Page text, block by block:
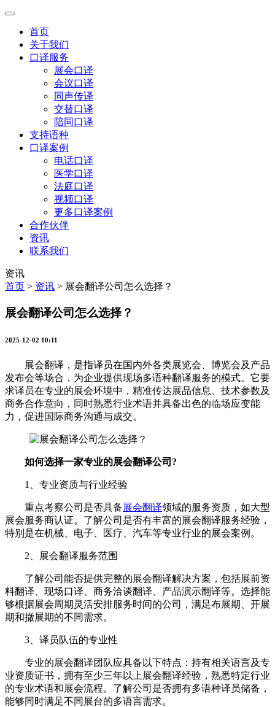
首页
关于我们
口译服务
展会口译
会议口译
同声传译
交替口译
陪同口译
支持语种
口译案例
电话口译
医学口译
法庭口译
视频口译
更多口译案例
合作伙伴
资讯
联系我们
资讯
首页 > 资讯 > 展会翻译公司怎么选择？
展会翻译公司怎么选择？
2025-12-02 10:11
展会翻译，是指译员在国内外各类展览会、博览会及产品
发布会等场合，为企业提供现场多语种翻译服务的模式。它要
求译员在专业的展会环境中，精准传达展品信息、技术参数及
商务合作意向，同时熟悉行业术语并具备出色的临场应变能
力，促进国际商务沟通与成交。
如何选择一家专业的展会翻译公司?
1、专业资质与行业经验
重点考察公司是否具备展会翻译领域的服务资质，如大型
展会服务商认证。了解公司是否有丰富的展会翻译服务经验，
特别是在机械、电子、医疗、汽车等专业行业的展会案例。
2、展会翻译服务范围
了解公司能否提供完整的展会翻译解决方案，包括展前资
料翻译、现场口译、商务洽谈翻译、产品演示翻译等。选择能
够根据展会周期灵活安排服务时间的公司，满足布展期、开展
期和撤展期的不同需求。
3、译员队伍的专业性
专业的展会翻译团队应具备以下特点：持有相关语言及专
业资质证书，拥有至少三年以上展会翻译经验，熟悉特定行业
的专业术语和展会流程。了解公司是否拥有多语种译员储备，
能够同时满足不同展台的多语言需求。